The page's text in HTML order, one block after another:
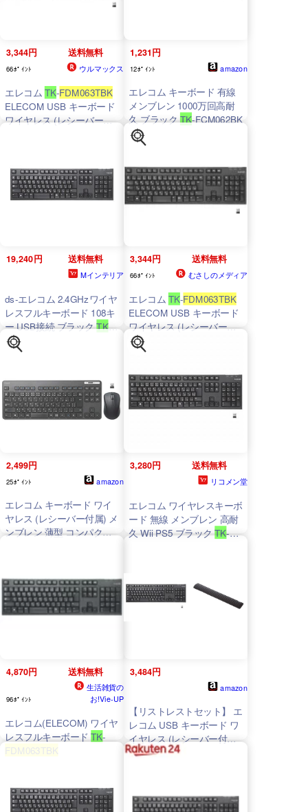
3,344円 送料無料
66ﾎﾟｲﾝﾄ ウルマックス
エレコム TK-FDM063TBK
ELECOM USB キーボード
ワイヤレス (レシーバー付
ラック スタンダード テン
キー メンブレン式 無線 高
耐久 レシーバー付属 送料
1,231円
12ﾎﾟｲﾝﾄ amazon
エレコム キーボード 有線
メンブレン 1000万回高耐
久 ブラックTK-FCM062BK
19,240円 送料無料
Mインテリア
ds-エレコム 2.4GHzワイヤ
レスフルキーボード 108キ
ー USB接続 ブラックTK-
FDM063TBK
台）
3,344円 送料無料
66ﾎﾟｲﾝﾄ むさしのメディア
エレコム TK-FDM063TBK
ELECOM USB キーボード
ワイヤレス (レシーバー付
属) メンブレン フルキーボ
ード 1000万回高耐久 フル
ラック スタンダード テン
キー メンブレン式 無線 高
耐久 レシーバー付属 高品
2,499円
25ﾎﾟｲﾝﾄ amazon
エレコム キーボード ワイ
ヤレス (レシーバー付属) メ
ンブレン 薄型 コンパクト
3,280円 送料無料
リコメン堂
エレコム ワイヤレスキーボ
ード 無線 メンブレン 高耐
久 Wii PS5 ブラックTK-
4,870円 送料無料
96ﾎﾟｲﾝﾄ
生活雑貨の
お!Vie-UP
エレコム(ELECOM) ワイヤ
レスフルキーボードTK-
FDM063TBK
3,484円
amazon
【リストレストセット】 エ
レコム USB キーボード ワ
イヤレス (レシーバー付属)
メンブレン フルキーボード
TK-FDM063TBK